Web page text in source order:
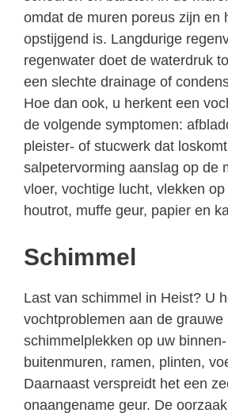
omdat de muren poreus zijn en
opstijgend is. Langdurige
regenwater doet de waterdruk
een slechte drainage of
Hoe dan ook, u herkent een
de volgende symptomen:
pleister- of stucwerk dat
salpetervorming aanslag op de
vloer, vochtige lucht, vlekken
houtrot, muffe geur, papier en
Schimmel
Last van schimmel in Heist? U
vochtproblemen aan de grauwe
schimmelplekken op uw
buitenmuren, ramen, plinten,
Daarnaast verspreidt het een
onaangename geur. De